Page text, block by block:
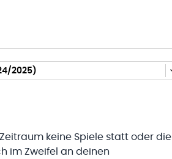
2025)
keine Spiele statt oder die
im Zweifel an deinen